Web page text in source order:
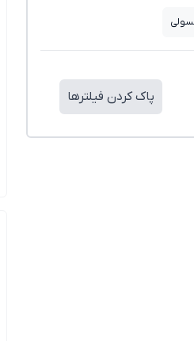
پاک کردن فیلترها